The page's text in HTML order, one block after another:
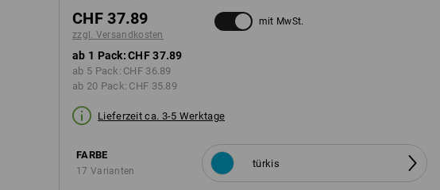
CHF 37.89
zzgl. Versandkosten
mit MwSt.
ab 1 Pack:CHF 37.89
ab 5 Pack: CHF 36.89
ab 20 Pack: CHF 35.89
Lieferzeit ca. 3-5 Werktage
FARBE
17 Varianten
türkis